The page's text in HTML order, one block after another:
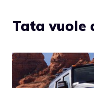
Tata vuole